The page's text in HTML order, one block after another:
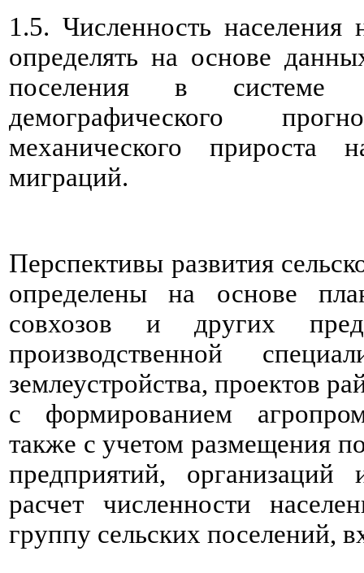
1.5. Численность населения
определять на основе
поселения в системе
демографического
механического прироста
миграций.
Перспективы развития
определены на основе
совхозов и других
производственной
землеустройства, проектов
с формированием
также с учетом размещения
предприятий,
расчет численности
группу сельских поселений,